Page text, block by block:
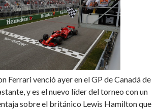
Ferrari venció ayer en el GP de Canadá de
y es el nuevo líder del torneo con un
sobre el británico Lewis Hamilton que